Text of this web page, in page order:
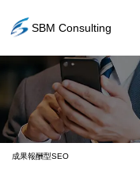
SBM Consulting
成果報酬型SEO